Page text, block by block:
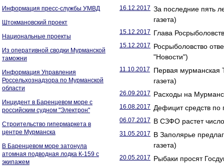
Информация пресс-службы УМВД
Штокмановский проект
Национальные проекты
Из оперативной сводки Мурманской
таможни
Информация Управления
Россельхознадзора по Мурманской
области
Инцидент в Баренцевом море с
российским судном "Электрон"
Строительство гипермаркета в
центре Мурманска
В Баренцевом море затонула
атомная подводная лодка К-159 с
экипажем
16.12.2017 За последние пять
газета)
15.12.2017 Глава
15.12.2017 Росрыболовство
"Новости")
11.10.2017
Первая мурманская
газета)
26.09.2017 Расходы на
16.08.2017 Дефицит средств
06.07.2017 В СЗФО растет число
31.05.2017 В Заполярье
газета)
20.05.2017 Рыбаки просят